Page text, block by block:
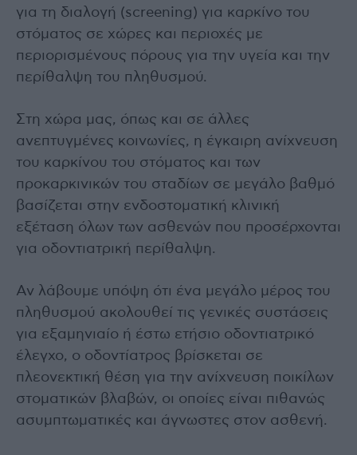
για τη διαλογή (screening) για καρκίνο του
στόματος σε χώρες και περιοχές με
περιορισμένους πόρους για την υγεία και την
περίθαλψη του πληθυσμού.
Στη χώρα μας, όπως και σε άλλες
ανεπτυγμένες κοινωνίες, η έγκαιρη ανίχνευση
του καρκίνου του στόματος και των
προκαρκινικών του σταδίων σε μεγάλο βαθμό
βασίζεται στην ενδοστοματική κλινική
εξέταση όλων των ασθενών που προσέρχονται
για οδοντιατρική περίθαλψη.
Αν λάβουμε υπόψη ότι ένα μεγάλο μέρος του
πληθυσμού ακολουθεί τις γενικές συστάσεις
για εξαμηνιαίο ή έστω ετήσιο οδοντιατρικό
έλεγχο, ο οδοντίατρος βρίσκεται σε
πλεονεκτική θέση για την ανίχνευση ποικίλων
στοματικών βλαβών, οι οποίες είναι πιθανώς
ασυμπτωματικές και άγνωστες στον ασθενή.